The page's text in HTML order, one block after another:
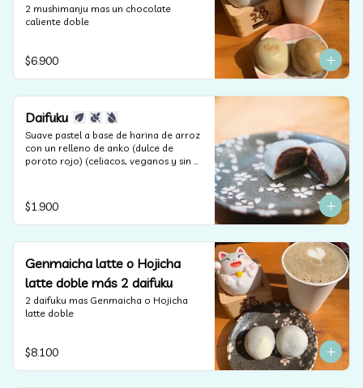
2 mushimanju mas un chocolate
caliente doble
$6.900
Daifuku
Suave pastel a base de harina de arroz
con un relleno de anko (dulce de
poroto rojo) (celiacos, veganos y sin
$1.900
Genmaicha latte o Hojicha
latte doble más 2 daifuku
2 daifuku mas Genmaicha o Hojicha
latte doble
$8.100